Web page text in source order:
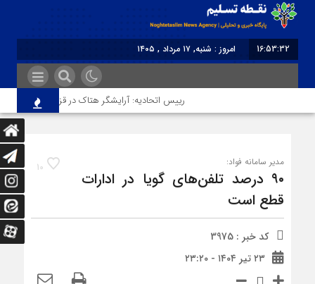
16:53:32
امروز : شنبه, ۱۷ مرداد , ۱۴۰۵
رییس اتحادیه: آرایشگر هتاک در قزوین عضو اتحادیه
10 مدیر سامانه فواد:
۹۰ درصد تلفن‌های گویا در ادارات
قطع است
کد خبر : 3975
۲۳ تیر ۱۴۰۴ - ۲۳:۲۰